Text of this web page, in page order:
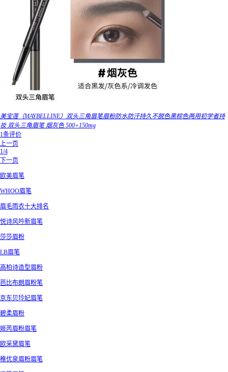
美宝莲（MAYBELLINE）双头三角眉笔眉粉防水防汗持久不脱色黑棕色两用初学者持
妆 双头三角眉笔 烟灰色 500+150mg
1条评价
上一页
1/4
下一页
欧美眉笔
WHOO眉笔
眉毛雨衣十大排名
悦诗风吟新眉笔
莎莎眉粉
LB眉笔
高柏诗造型眉粉
芭比布朗眉粉笔
京东贝玲妃眉笔
碧柔眉粉
姬芮眉粉眉笔
欧采黛眉笔
稚优泉眉粉眉笔